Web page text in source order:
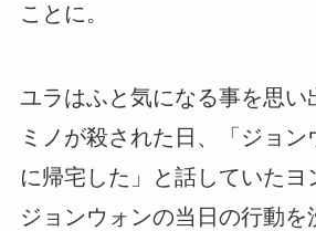
ことに。
ユラはふと気になる事を思い
ミノが殺された日、「ジョ
に帰宅した」と話していたヨ
ジョンウォンの当日の行動を